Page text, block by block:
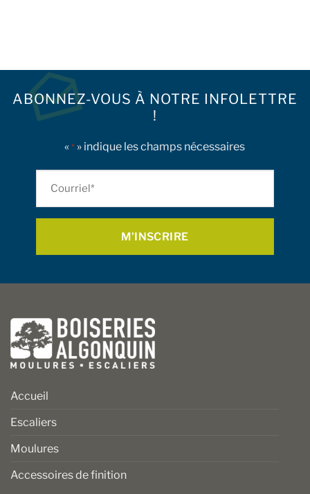
ABONNEZ-VOUS À NOTRE INFOLETTRE
!
«* » indique les champs nécessaires
Accueil
Escaliers
Moulures
Accessoires de finition